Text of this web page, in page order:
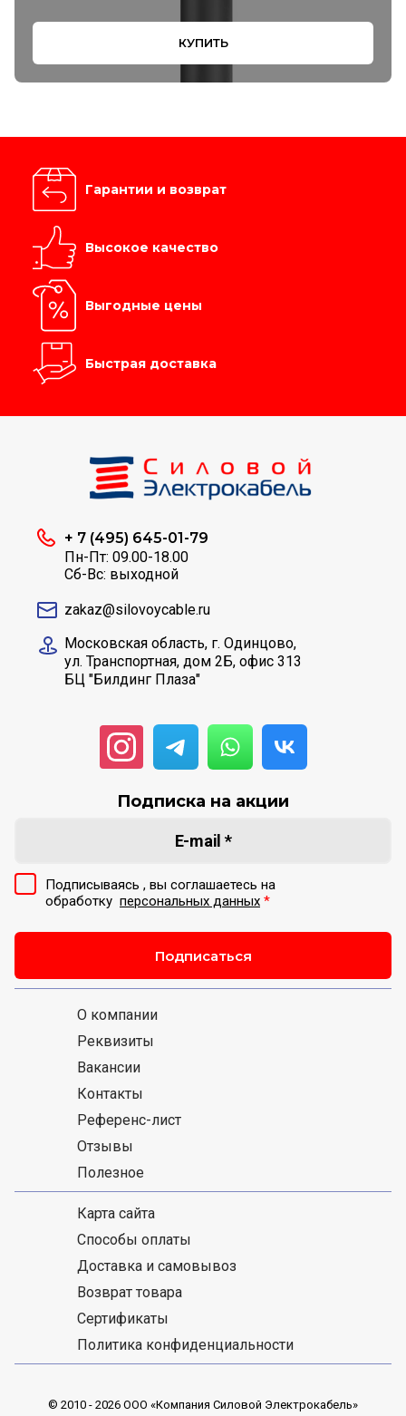
КУПИТЬ
Гарантии и возврат
Высокое качество
Выгодные цены
Быстрая доставка
+ 7 (495) 645-01-79
Пн-Пт: 09.00-18.00
Сб-Вс: выходной
zakaz@silovoycable.ru
Московская область, г. Одинцово,
ул. Транспортная, дом 2Б, офис 313
БЦ "Билдинг Плаза"
О компании
Реквизиты
Вакансии
Контакты
Референс-лист
Отзывы
Полезное
Карта сайта
Способы оплаты
Доставка и самовывоз
Возврат товара
Сертификаты
Политика конфиденциальности
Подписка на акции
Подписываясь , вы соглашаетесь на
обработку персональных данных *
Подписаться
© 2010 - 2026 ООО «Компания Силовой Электрокабель»